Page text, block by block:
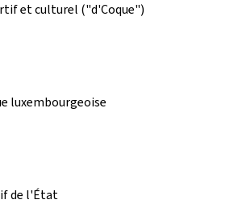
et culturel ("d'Coque")
luxembourgeoise
de l'État